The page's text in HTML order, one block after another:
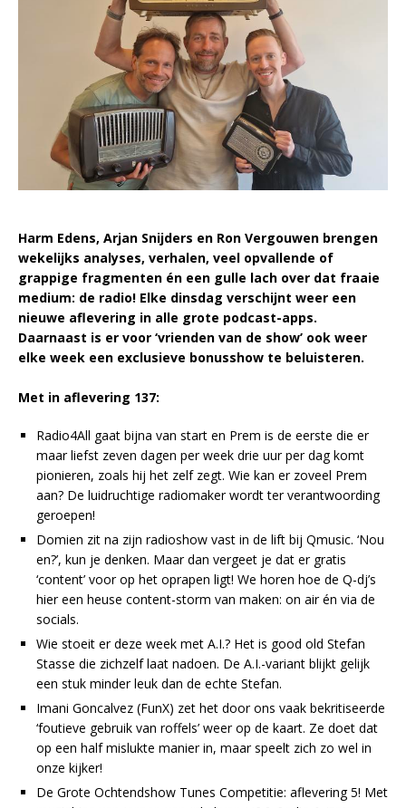
Harm Edens, Arjan Snijders en Ron Vergouwen brengen
wekelijks analyses, verhalen, veel opvallende of
grappige fragmenten én een gulle lach over dat fraaie
medium: de radio! Elke dinsdag verschijnt weer een
nieuwe aflevering in alle grote podcast-apps.
Daarnaast is er voor ‘vrienden van de show’ ook weer
elke week een exclusieve bonusshow te beluisteren.
Met in aflevering 137:
Radio4All gaat bijna van start en Prem is de eerste die er
maar liefst zeven dagen per week drie uur per dag komt
pionieren, zoals hij het zelf zegt. Wie kan er zoveel Prem
aan? De luidruchtige radiomaker wordt ter verantwoording
geroepen!
Domien zit na zijn radioshow vast in de lift bij Qmusic. ‘Nou
en?’, kun je denken. Maar dan vergeet je dat er gratis
‘content’ voor op het oprapen ligt! We horen hoe de Q-dj’s
hier een heuse content-storm van maken: on air én via de
socials.
Wie stoeit er deze week met A.I.? Het is good old Stefan
Stasse die zichzelf laat nadoen. De A.I.-variant blijkt gelijk
een stuk minder leuk dan de echte Stefan.
Imani Goncalvez (FunX) zet het door ons vaak bekritiseerde
‘foutieve gebruik van roffels’ weer op de kaart. Ze doet dat
op een half mislukte manier in, maar speelt zich zo wel in
onze kijker!
De Grote Ochtendshow Tunes Competitie: aflevering 5! Met